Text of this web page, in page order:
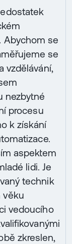
Abychom se
se
vzdělávání,
nezbytné
procesu
k získání
aspektem
lidi. Je
technik
věku
vedoucího
zkreslen,